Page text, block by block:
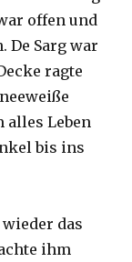
offen und
De Sarg war
ragte
alles Leben
bis ins
das
ihm